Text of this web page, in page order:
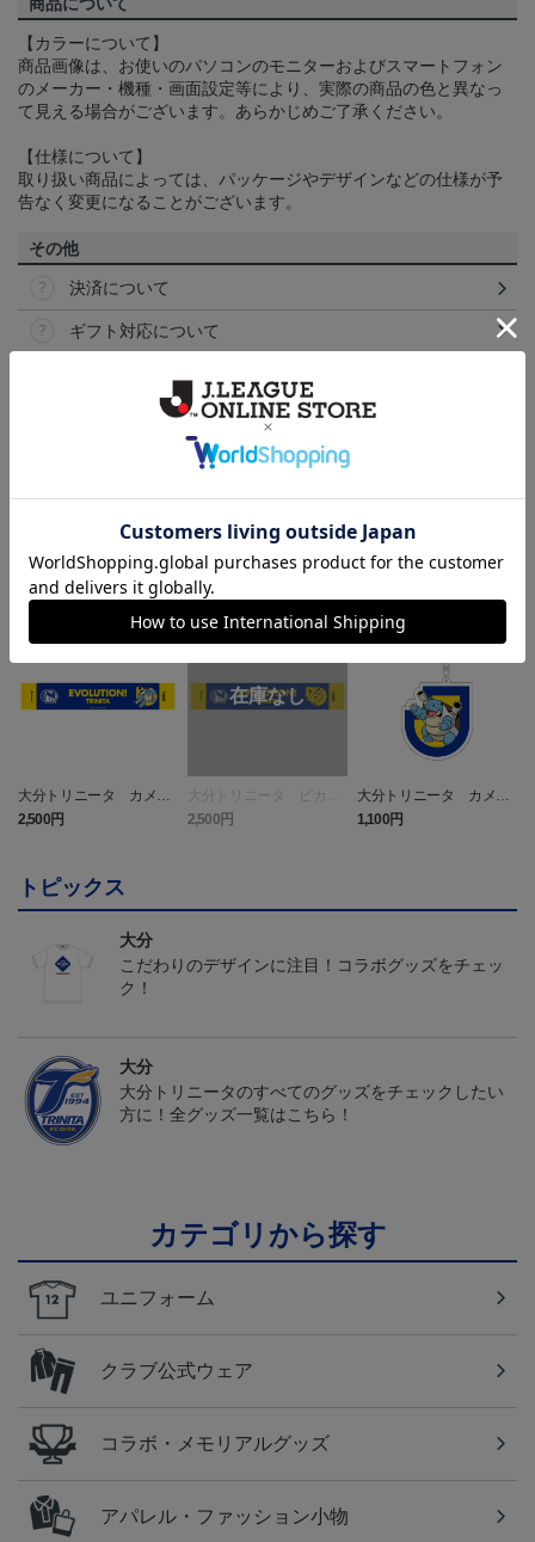
【カラーについて】
商品画像は、お使いのパソコンのモニターおよびスマートフォン
のメーカー・機種・画面設定等により、実際の商品の色と異なっ
て見える場合がございます。あらかじめご了承ください。
【仕様について】
取り扱い商品によっては、パッケージやデザインなどの仕様が予
告なく変更になることがございます。
その他
決済について
ギフト対応について
大分トリニータ カメッ
クス タオルマフラー
2,500円
大分トリニータ ピカチ
ュウ タオルマフラー
2,500円
大分トリニータ カメッ
クス キーホルダー
1,100円
トピックス
大分
こだわりのデザインに注目！コラボグッズをチェッ
ク！
大分
大分トリニータのすべてのグッズをチェックしたい
方に！全グッズ一覧はこちら！
カテゴリから探す
ユニフォーム
クラブ公式ウェア
コラボ・メモリアルグッズ
アパレル・ファッション小物